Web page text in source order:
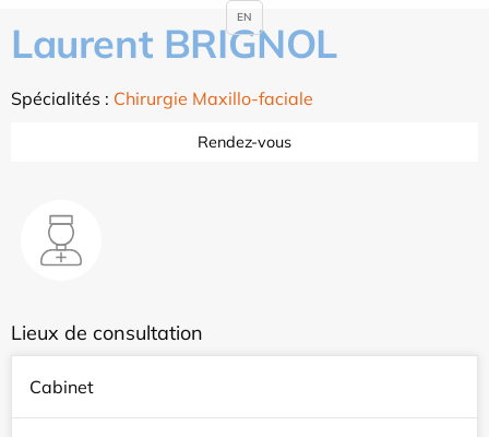
Laurent BRIGNOL
Spécialités : Chirurgie Maxillo-faciale
Rendez-vous
Lieux de consultation
Cabinet
EN